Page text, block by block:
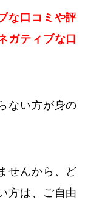
な口コミや評
ガティブな口
ない方が身の
せんから、ど
方は、ご自由